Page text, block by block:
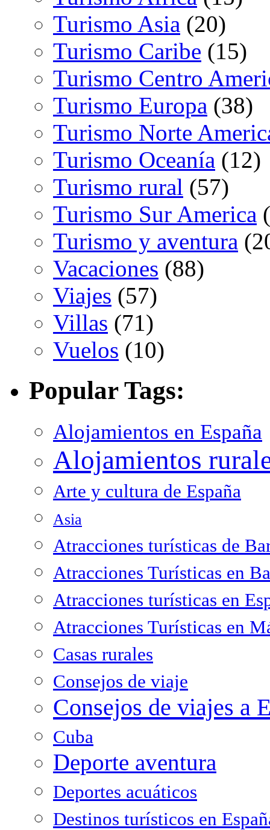
Turismo Asia (20)
Turismo Caribe (15)
Turismo Centro
Turismo Europa (38)
Turismo Norte
Turismo Oceanía (12)
Turismo rural (57)
Turismo Sur America
Turismo y aventura
Vacaciones (88)
Viajes (57)
Villas (71)
Vuelos (10)
Popular Tags:
Alojamientos en España
Alojamientos
Arte y cultura de España
Asia
Atracciones turísticas de
Atracciones Turísticas en
Atracciones turísticas en
Atracciones Turísticas en
Casas rurales
Consejos de viaje
Consejos de viajes a
Cuba
Deporte aventura
Deportes acuáticos
Destinos turísticos en